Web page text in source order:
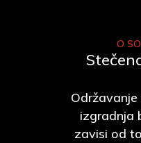
O
izgradnja
zavisi od